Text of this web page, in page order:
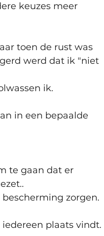
keuzes meer
toen de rust was
werd dat ik "niet
ik.
in een bepaalde
te gaan dat er
zorgen.
plaats vindt.